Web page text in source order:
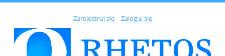
Zarejestruj się Zaloguj się